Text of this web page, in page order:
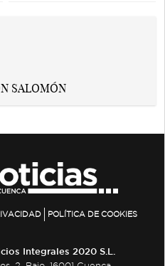
POLÍTICA DE COOKIES
Integrales 2020 S.L.